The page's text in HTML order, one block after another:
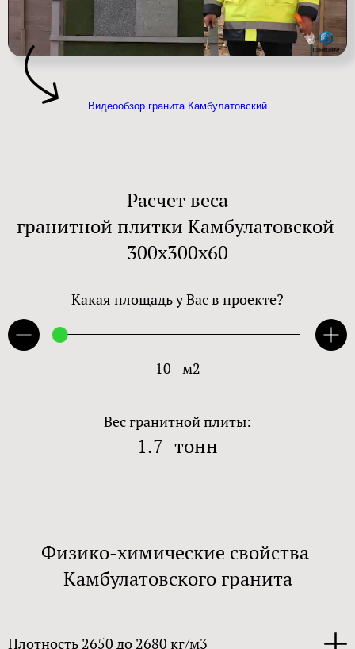
Видеообзор гранита Камбулатовский
Расчет веса
гранитной плитки Камбулатовской
300х300х60
Какая площадь у Вас в проекте?
10 м2
Вес гранитной плиты:
1.7 тонн
Физико-химические свойства
Камбулатовского гранита
Плотность 2650 до 2680 кг/м3